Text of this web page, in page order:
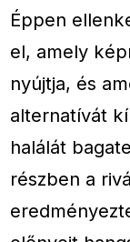
Éppen
el, amely
nyújtja, és
alternatívát
halálát
részben a